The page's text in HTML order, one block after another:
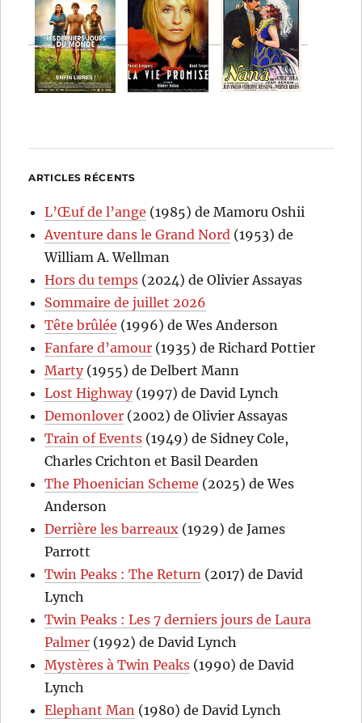
ARTICLES RÉCENTS
L’Œuf de l’ange (1985) de Mamoru Oshii
Aventure dans le Grand Nord (1953) de
William A. Wellman
Hors du temps (2024) de Olivier Assayas
Sommaire de juillet 2026
Tête brûlée (1996) de Wes Anderson
Fanfare d’amour (1935) de Richard Pottier
Marty(1955) de Delbert Mann
Lost Highway(1997) de David Lynch
Demonlover (2002) de Olivier Assayas
Train of Events (1949) de Sidney Cole,
Charles Crichton et Basil Dearden
The Phoenician Scheme (2025) de Wes
Anderson
Derrière les barreaux (1929) de James
Parrott
Twin Peaks : The Return (2017) de David
Lynch
Twin Peaks : Les 7 derniers jours de Laura
Palmer (1992) de David Lynch
Mystères à Twin Peaks (1990) de David
Lynch
Elephant Man (1980) de David Lynch